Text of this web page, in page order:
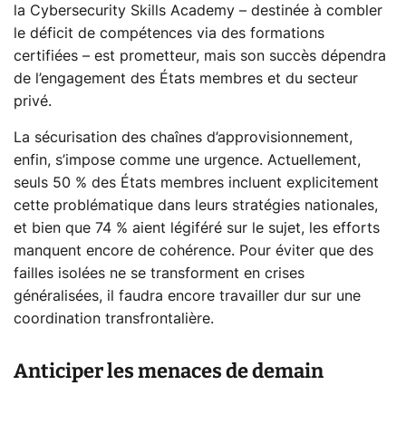
la Cybersecurity Skills Academy – destinée à combler
le déficit de compétences via des formations
certifiées – est prometteur, mais son succès dépendra
de l’engagement des États membres et du secteur
privé.
La sécurisation des chaînes d’approvisionnement,
enfin, s’impose comme une urgence. Actuellement,
seuls 50 % des États membres incluent explicitement
cette problématique dans leurs stratégies nationales,
et bien que 74 % aient légiféré sur le sujet, les efforts
manquent encore de cohérence. Pour éviter que des
failles isolées ne se transforment en crises
généralisées, il faudra encore travailler dur sur une
coordination transfrontalière.
Anticiper les menaces de demain